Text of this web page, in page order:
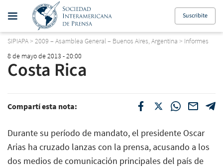
Suscribite
SIPIAPA> 2009 – Asamblea General – Buenos Aires, Argentina > Informes
8 de mayo de 2013 - 20:00
Costa Rica
Compartí esta nota:
Durante su período de mandato, el presidente Oscar
Arias ha cruzado lanzas con la prensa, acusando a los
dos medios de comunicación principales del país de